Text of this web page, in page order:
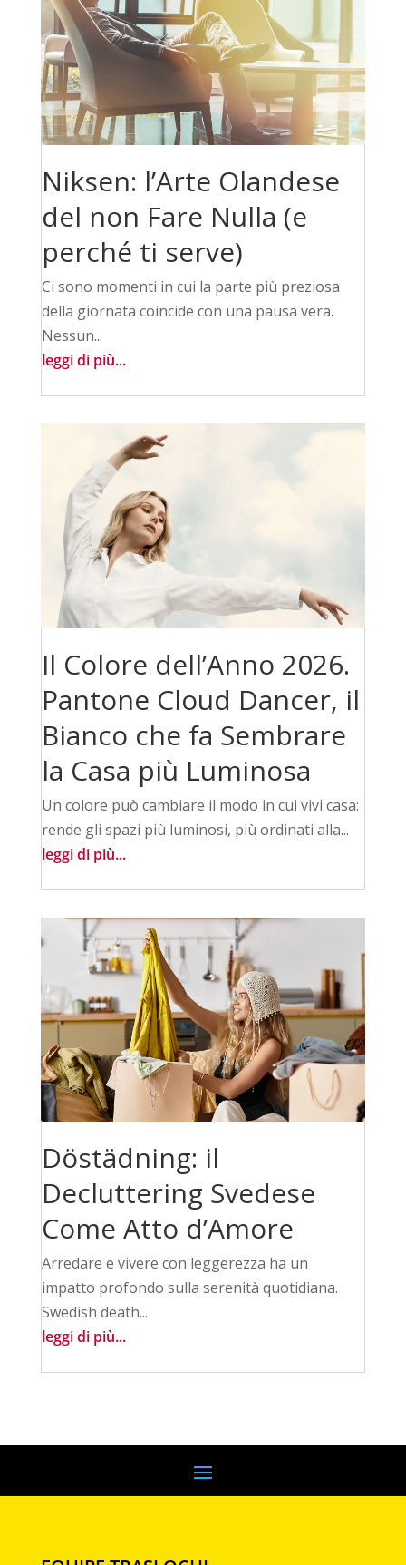
Niksen: l’Arte Olandese
del non Fare Nulla (e
perché ti serve)
Ci sono momenti in cui la parte più preziosa
della giornata coincide con una pausa vera.
Nessun...
leggi di più...
Il Colore dell’Anno 2026.
Pantone Cloud Dancer, il
Bianco che fa Sembrare
la Casa più Luminosa
Un colore può cambiare il modo in cui vivi casa:
rende gli spazi più luminosi, più ordinati alla...
leggi di più...
Döstädning: il
Decluttering Svedese
Come Atto d’Amore
Arredare e vivere con leggerezza ha un
impatto profondo sulla serenità quotidiana.
Swedish death...
leggi di più...